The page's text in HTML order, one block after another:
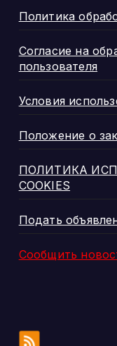
Политика
Согласие на
пользователя
Условия
Положение о
ПОЛИТИКА
COOKIES
Подать
Сообщить